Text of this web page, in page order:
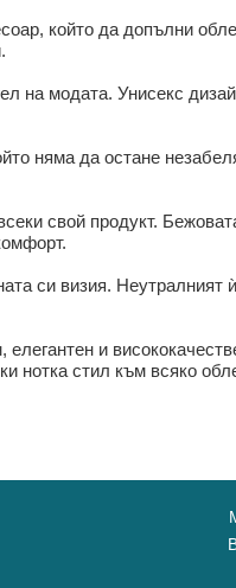
който да допълни
на модата. Унисекс
няма да остане
свой продукт.
си визия. Неутралният
и
нотка стил към всяко